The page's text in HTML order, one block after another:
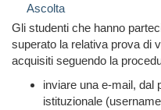
Ascolta
Gli studenti che hanno
superato la relativa prova di
acquisiti seguendo la
inviare una e-mail, dal
istituzionale